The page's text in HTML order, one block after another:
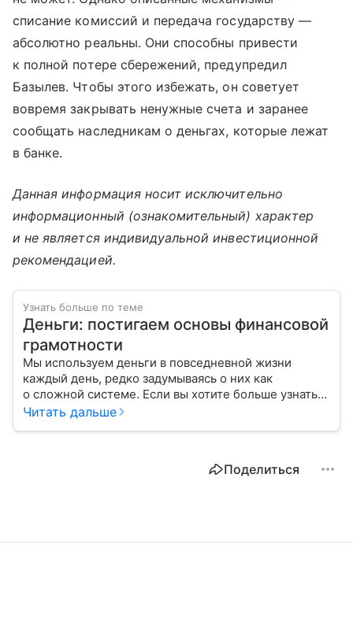
списание комиссий и передача государству —
абсолютно реальны. Они способны привести
к полной потере сбережений, предупредил
Базылев. Чтобы этого избежать, он советует
вовремя закрывать ненужные счета и заранее
сообщать наследникам о деньгах, которые лежат
в банке.
Данная информация носит исключительно
информационный (ознакомительный) характер
и не является индивидуальной инвестиционной
рекомендацией.
Узнать больше по теме
Деньги: постигаем основы финансовой
грамотности
Мы используем деньги в повседневной жизни
каждый день, редко задумываясь о них как
о сложной системе. Если вы хотите больше узнать
об этом финансовом инструменте и его функциях,
Читать дальше
Поделиться